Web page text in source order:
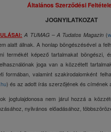
Általános Szerződési
JOGNYILATKOZAT
A TUMAG – A Tudatos Magazin (
alatt állnak. A honlap böngészésével a
termékét képező tartalmakat böngészi,
joga van a közzétett
formában, valamint szakirodalomként
) és az adott írás szerzőjének és címének
jogtulajdonosa nem járul hozzá a
nyilvános előadásához,